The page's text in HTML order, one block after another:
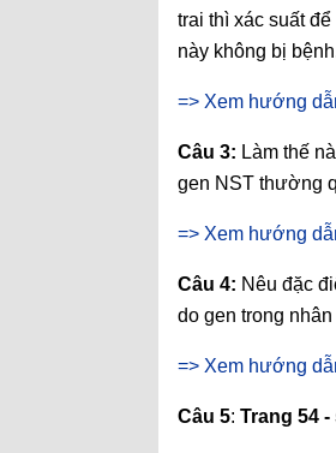
trai thì xác suất
này không bị
=> Xem hướng
Câu 3: Làm thế
gen NST thường
=> Xem hướng
Câu 4: Nêu đặc
do gen trong
=> Xem hướng
Câu 5: Trang 54